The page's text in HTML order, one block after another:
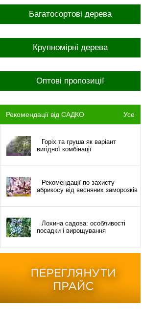
Багатосортові дерева
Крупномірні дерева
Оптові пропозиції
Рекомендації від САДКО Усе
Горіх та груша як варіант
вигідної комбінації
Рекомендації по захисту
абрикосу від весняних заморозків
Лохина садова: особливості
посадки і вирощування